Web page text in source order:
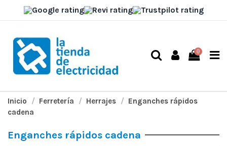
0
Inicio Ferretería Herrajes
Enganches rápidos
cadena
Enganches rápidos cadena